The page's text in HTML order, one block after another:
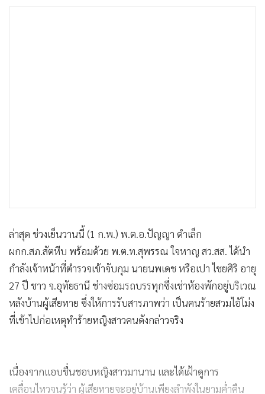
ล่าสุด ช่วงเย็นวานนี้​ (1 ก.พ.)​ พ.ต.อ.ปัญญา ดำเล็ก
ผกก.สภ.สัตหีบ พร้อมด้วย พ.ต.ท.สุพรรณ ใจหาญ สว.สส. ได้นำ
กำลังเจ้าหน้าที่ตำรวจเข้าจับกุม​ นายนพเดช หรือเปา ไชยศิริ อายุ
27 ปี ชาว​ จ.อุทัยธานี ช่างซ่อมรถบรรทุกซึ่งเช่าห้องพักอยู่บริเวณ
หลังบ้านผู้เสียหาย ซึ่งให้การรับสารภาพว่า เป็นคนร้ายสวมไอ้โม่ง
ที่เข้าไปก่อเหตุทำร้ายหญิงสาวคนดังกล่าวจริง
เนื่องจากแอบชื่นชอบ​หญิงสาว​มานาน และได้เฝ้าดูการ
เคลื่อนไหวจนรู้ว่า ผู้เสียหายจะอยู่บ้านเพียงลำพังในยามค่ำคืน